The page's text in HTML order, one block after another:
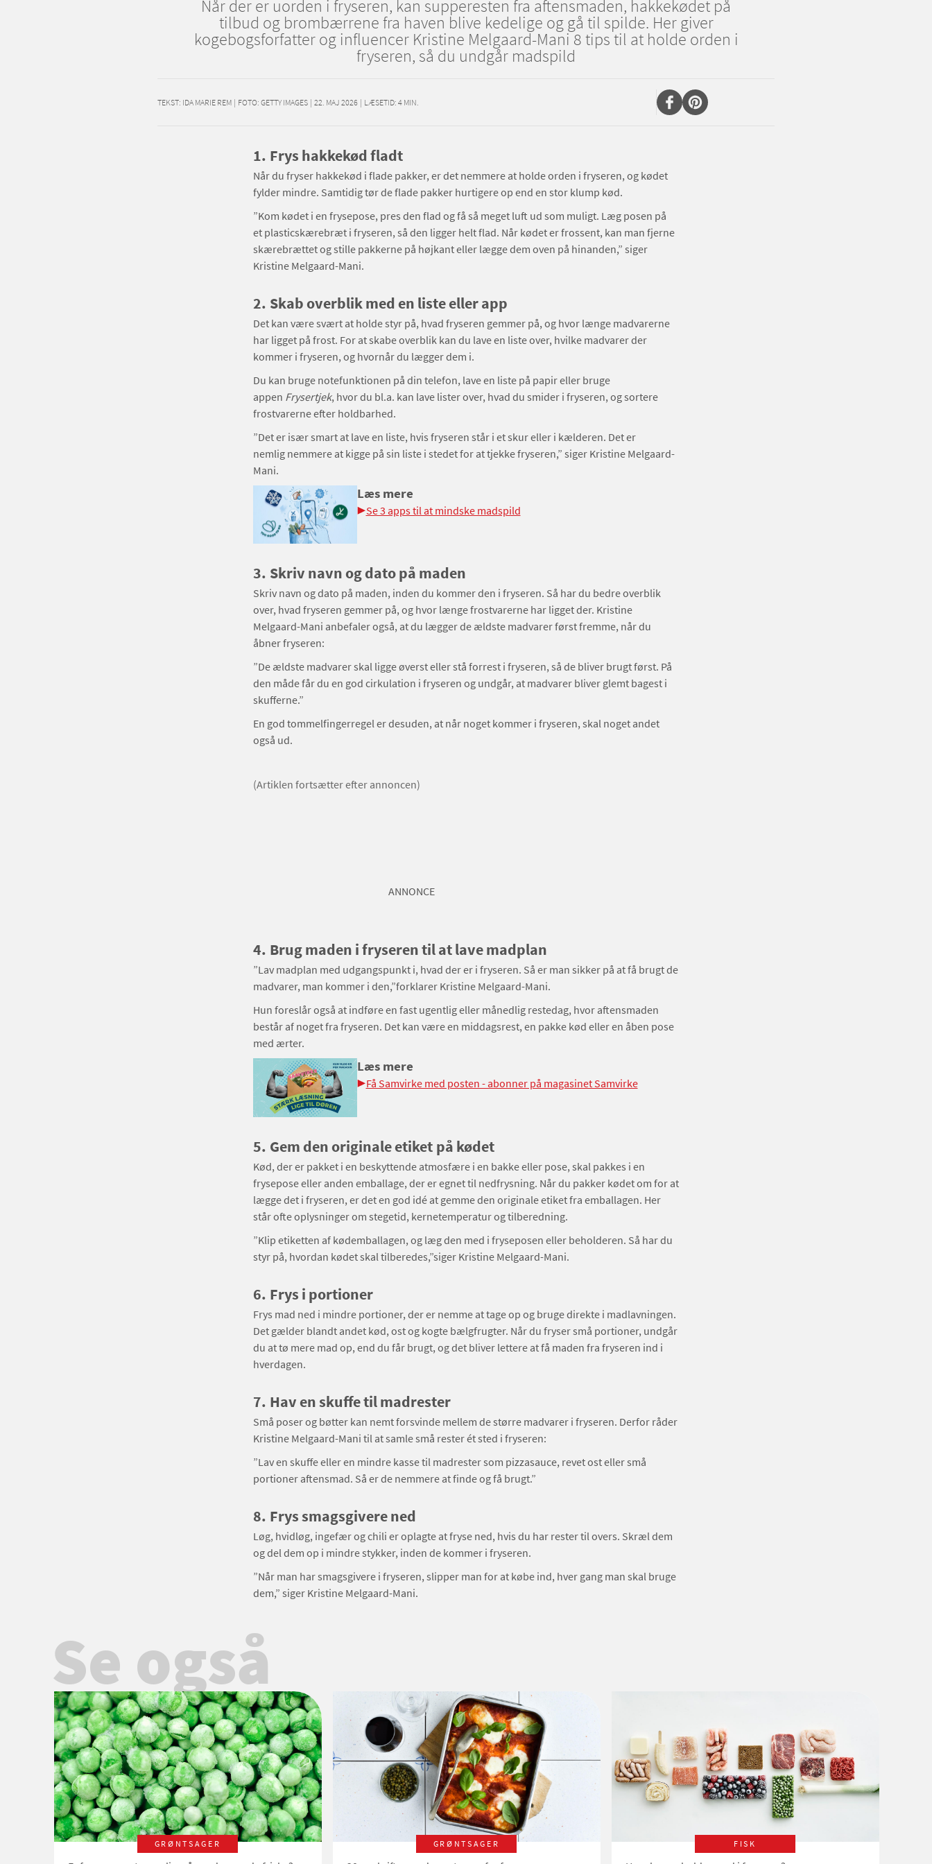
Når der er uorden i fryseren, kan supperesten fra aftensmaden, hakkekødet på
tilbud og brombærrene fra haven blive kedelige og gå til spilde. Her giver
kogebogsforfatter og influencer Kristine Melgaard-Mani 8 tips til at holde orden i
fryseren, så du undgår madspild
TEKST: IDA MARIE REM | FOTO: GETTY IMAGES | 22. MAJ 2026 | LÆSETID: 4 MIN.
1. Frys hakkekød fladt
Når du fryser hakkekød i flade pakker, er det nemmere at holde orden i fryseren, og kødet
fylder mindre. Samtidig tør de flade pakker hurtigere op end en stor klump kød.
”Kom kødet i en frysepose, pres den flad og få så meget luft ud som muligt. Læg posen på
et plasticskærebræt i fryseren, så den ligger helt flad. Når kødet er frossent, kan man fjerne
skærebrættet og stille pakkerne på højkant eller lægge dem oven på hinanden,” siger
Kristine Melgaard-Mani.
2. Skab overblik med en liste eller app
Det kan være svært at holde styr på, hvad fryseren gemmer på, og hvor længe madvarerne
har ligget på frost. For at skabe overblik kan du lave en liste over, hvilke madvarer der
kommer i fryseren, og hvornår du lægger dem i.
Du kan bruge notefunktionen på din telefon, lave en liste på papir eller bruge
appen Frysertjek, hvor du bl.a. kan lave lister over, hvad du smider i fryseren, og sortere
frostvarerne efter holdbarhed.
”Det er især smart at lave en liste, hvis fryseren står i et skur eller i kælderen. Det er
nemlig nemmere at kigge på sin liste i stedet for at tjekke fryseren,” siger Kristine Melgaard-
Mani.
Læs mere
Se 3 apps til at mindske madspild
3. Skriv navn og dato på maden
Skriv navn og dato på maden, inden du kommer den i fryseren. Så har du bedre overblik
over, hvad fryseren gemmer på, og hvor længe frostvarerne har ligget der. Kristine
Melgaard-Mani anbefaler også, at du lægger de ældste madvarer først fremme, når du
åbner fryseren:
”De ældste madvarer skal ligge øverst eller stå forrest i fryseren, så de bliver brugt først. På
den måde får du en god cirkulation i fryseren og undgår, at madvarer bliver glemt bagest i
skufferne.”
En god tommelfingerregel er desuden, at når noget kommer i fryseren, skal noget andet
også ud.
(Artiklen fortsætter efter annoncen)
ANNONCE
4. Brug maden i fryseren til at lave madplan
”Lav madplan med udgangspunkt i, hvad der er i fryseren. Så er man sikker på at få brugt de
madvarer, man kommer i den,”forklarer Kristine Melgaard-Mani.
Hun foreslår også at indføre en fast ugentlig eller månedlig restedag, hvor aftensmaden
består af noget fra fryseren. Det kan være en middagsrest, en pakke kød eller en åben pose
med ærter.
Læs mere
Få Samvirke med posten - abonner på magasinet Samvirke
5. Gem den originale etiket på kødet
Kød, der er pakket i en beskyttende atmosfære i en bakke eller pose, skal pakkes i en
frysepose eller anden emballage, der er egnet til nedfrysning. Når du pakker kødet om for at
lægge det i fryseren, er det en god idé at gemme den originale etiket fra emballagen. Her
står ofte oplysninger om stegetid, kernetemperatur og tilberedning.
”Klip etiketten af kødemballagen, og læg den med i fryseposen eller beholderen. Så har du
styr på, hvordan kødet skal tilberedes,”siger Kristine Melgaard-Mani.
6. Frys i portioner
Frys mad ned i mindre portioner, der er nemme at tage op og bruge direkte i madlavningen.
Det gælder blandt andet kød, ost og kogte bælgfrugter. Når du fryser små portioner, undgår
du at tø mere mad op, end du får brugt, og det bliver lettere at få maden fra fryseren ind i
hverdagen.
7. Hav en skuffe til madrester
Små poser og bøtter kan nemt forsvinde mellem de større madvarer i fryseren. Derfor råder
Kristine Melgaard-Mani til at samle små rester ét sted i fryseren:
”Lav en skuffe eller en mindre kasse til madrester som pizzasauce, revet ost eller små
portioner aftensmad. Så er de nemmere at finde og få brugt.”
8. Frys smagsgivere ned
Løg, hvidløg, ingefær og chili er oplagte at fryse ned, hvis du har rester til overs. Skræl dem
og del dem op i mindre stykker, inden de kommer i fryseren.
”Når man har smagsgivere i fryseren, slipper man for at købe ind, hver gang man skal bruge
dem,” siger Kristine Melgaard-Mani.
Se også
GRØNTSAGER GRØNTSAGER FISK